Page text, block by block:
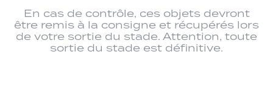
En cas de contrôle, ces objets devront
être remis à la consigne et récupérés lors
de votre sortie du stade. Attention, toute
sortie du stade est définitive.